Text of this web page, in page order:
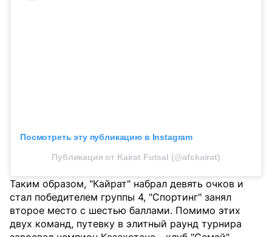
Посмотреть эту публикацию в Instagram
Публикация от Kairat Futsal (@afckairat)
Таким образом, "Кайрат" набрал девять очков и
стал победителем группы 4, "Спортинг" занял
второе место с шестью баллами. Помимо этих
двух команд, путевку в элитный раунд турнира